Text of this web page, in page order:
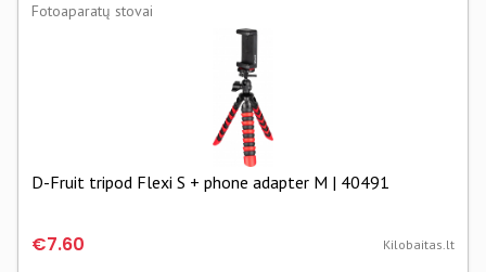
Fotoaparatų stovai
D-Fruit tripod Flexi S + phone adapter M | 40491
€7.60 Kilobaitas.lt